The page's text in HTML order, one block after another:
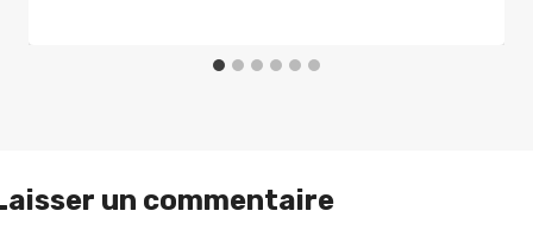
un commentaire